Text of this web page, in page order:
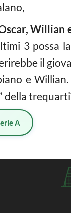
Willian
3 possa
il
e
della
A